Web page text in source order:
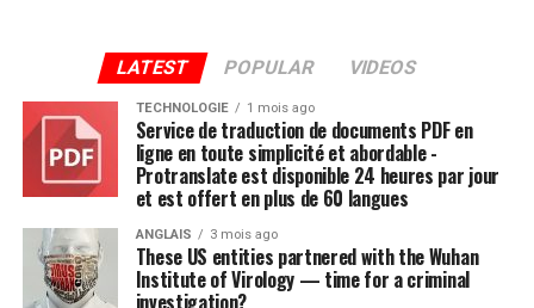
Le maire dit ne pas avoir d’objection à demander le
d’inquiétudes de la part des parents.
Je trouve que cela a été rapide. Le gouvernement nous a
annoncé des choses chaque jour, il y a 15 jours. Là, on
s’aperçoit que les gens ont hâte, mais sont-ils vraiment
prêts?, ajoute le maire Beaudry, qui se dit à l’écoute des
recommandations de la santé publique.
LATEST POPULAR VIDEOS
TECHNOLOGIE 1 mois ago
Service de traduction de documents PDF en
ligne en toute simplicité et abordable -
Protranslate est disponible 24 heures par jour
et est offert en plus de 60 langues
ANGLAIS 3 mois ago
These US entities partnered with the Wuhan
Institute of Virology — time for a criminal
investigation?